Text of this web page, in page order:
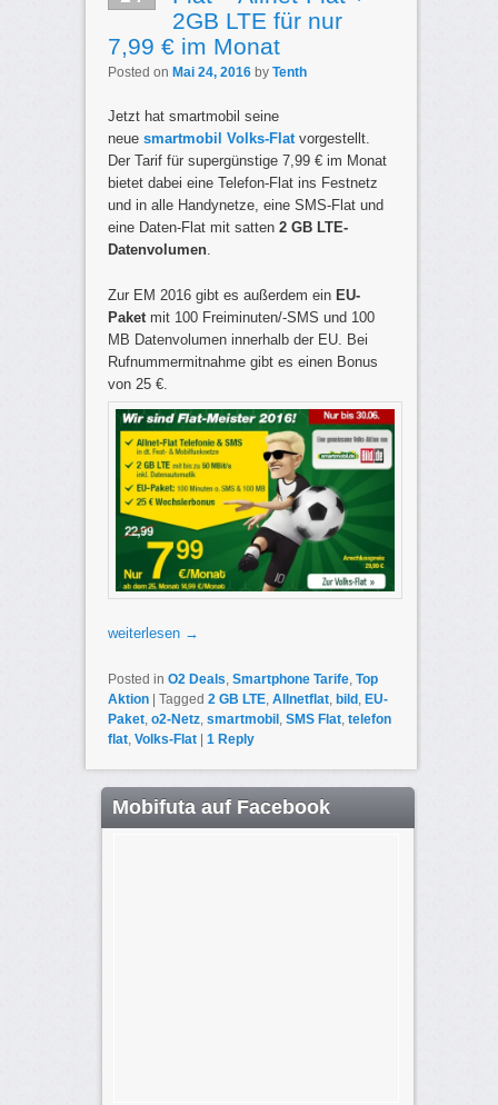
2GB LTE für nur
7,99 € im Monat
Posted on Mai 24, 2016 by Tenth
Jetzt hat smartmobil seine
neue smartmobil Volks-Flatvorgestellt.
Der Tarif für supergünstige 7,99 € im Monat
bietet dabei eine Telefon-Flat ins Festnetz
und in alle Handynetze, eine SMS-Flat und
eine Daten-Flat mit satten 2 GB LTE-
Datenvolumen.
Zur EM 2016 gibt es außerdem ein EU-
Paketmit 100 Freiminuten/-SMS und 100
MB Datenvolumen innerhalb der EU. Bei
Rufnummermitnahme gibt es einen Bonus
von 25 €.
weiterlesen →
Posted in O2 Deals Smartphone Tarife, Top
Aktion | Tagged 2 GB LTE, Allnetflat, bild, EU-
Paket, o2-Netz, smartmobil, SMS Flat, telefon
flat, Volks-Flat | 1 Reply
Mobifuta auf Facebook